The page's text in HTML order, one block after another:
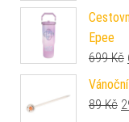
Epee
699Kč
89Kč